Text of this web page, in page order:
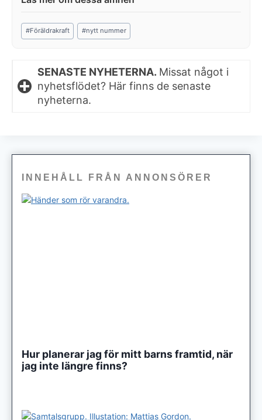
Post
Tags:
#Föräldrakraft #nytt nummer
SENASTE NYHETERNA. Missat något i
nyhetsflödet? Här finns de senaste
nyheterna.
INNEHÅLL FRÅN ANNONSÖRER
Hur planerar jag för mitt barns framtid, när
jag inte längre finns?